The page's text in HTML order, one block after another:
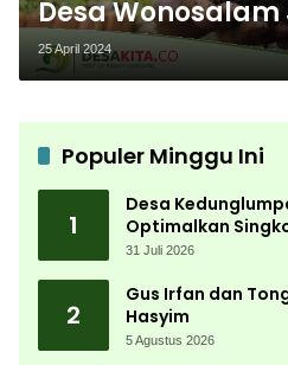
Desa
Tertarik Budi
Tanah, Ini
25 April 2024
Populer Minggu Ini
1
Desa
Optimalkan
Diajari Produksi
31 Juli 2026
2
Gus Irfan dan
Hasyim
5 Agustus 2026